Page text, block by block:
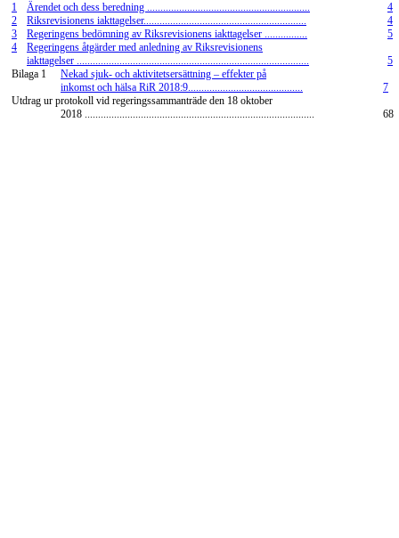
1 Ärendet och dess beredning .............................................................
4
2
Riksrevisionens iakttagelser.............................................................
4
3
Regeringens bedömning av Riksrevisionens iakttagelser ................
5
4
Regeringens åtgärder med anledning av Riksrevisionens
iakttagelser .......................................................................................
5
Bilaga 1
Nekad sjuk- och aktivitetsersättning – effekter på
inkomst och hälsa RiR 2018:9...........................................
7
Utdrag ur protokoll vid regeringssammanträde den 18 oktober
2018 ......................................................................................
68